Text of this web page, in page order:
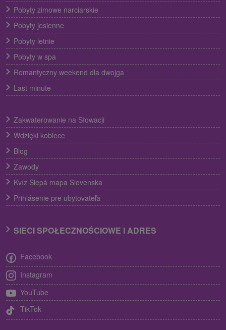
Pobyty zimowe narciarskie
Pobyty jesienne
Pobyty letnie
Pobyty w spa
Romantyczny weekend dla dwojga
Last minute
Zakwaterowanie na Słowacji
Wdzięki kobiece
Blog
Zawody
Kvíz Slepá mapa Slovenska
Prihlásenie pre ubytovateľa
SIECI SPOŁECZNOŚCIOWE I ADRES
Facebook
Instagram
YouTube
TikTok